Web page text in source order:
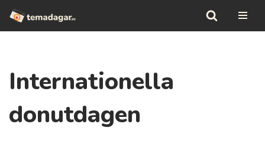
Hoppa
Internationella
donutdagen